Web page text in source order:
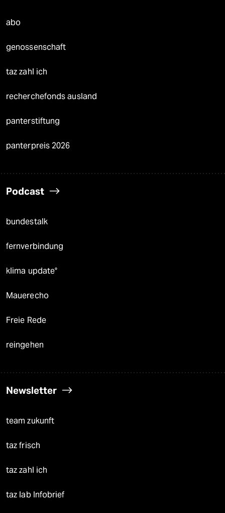
abo
genossenschaft
taz zahl ich
recherchefonds ausland
panterstiftung
panterpreis 2026
Podcast
bundestalk
fernverbindung
klima update°
Mauerecho
Freie Rede
reingehen
Newsletter
team zukunft
taz frisch
taz zahl ich
taz lab Infobrief